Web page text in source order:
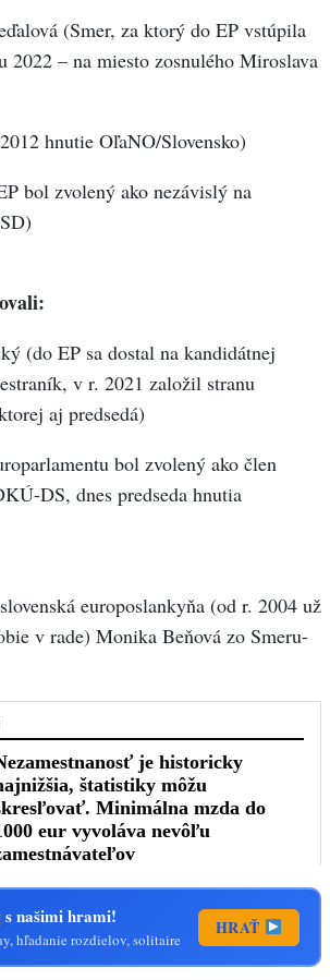
(Smer, za ktorý do EP vstúpila
2022 – na miesto zosnulého Miroslava
hnutie OľaNO/Slovensko)
bol zvolený ako nezávislý na
(do EP sa dostal na kandidátnej
v r. 2021 založil stranu
aj predsedá)
bol zvolený ako člen
DS, dnes predseda hnutia
europoslankyňa (od r. 2004 už
v rade) Monika Beňová zo Smeru-
našimi hrami!
hľadanie rozdielov, solitaire
HRAŤ